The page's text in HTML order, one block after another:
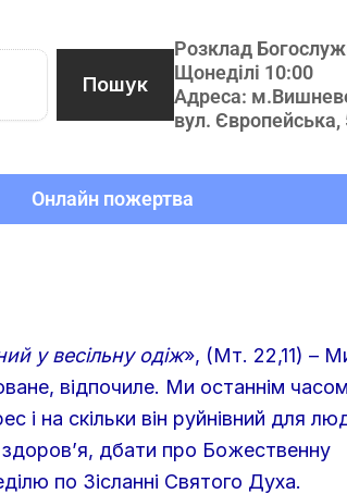
Пошук
Розклад
Щонеділі 10:00
Адреса:
вул. Європейська,
Онлайн пожертва
у весільну одіж», (Мт. 22,11) –
відпочиле. Ми останнім часом
і на скільки він руйнівний для
дбати про Божественну
по Зісланні Святого Духа.